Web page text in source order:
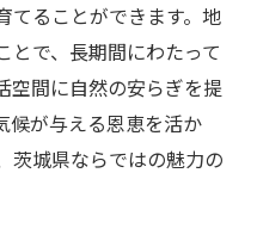
単にする方法
たい観葉植物のポイ
選び方と育て方
で茨城
てることができます。地
とで、長期間にわたって
空間に自然の安らぎを提
候が与える恩恵を活か
茨城県ならではの魅力の